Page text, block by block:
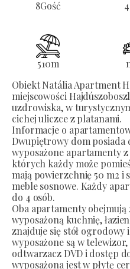
8Gość 4
510m
Obiekt Natália Apartment
miejscowości
uzdrowiska, w
cichej uliczce z platanami.
Informacje o
Dwupiętrowy dom posiada
wyposażone apartamenty
których każdy może
mają powierzchnię 50 m2 i
meble sosnowe. Każdy
do 4 osób.
Oba apartamenty obejmują
wyposażoną kuchnię,
znajduje się stół ogrodowy
wyposażone są w
odtwarzacz DVD i dostęp
wyposażona jest w płytę